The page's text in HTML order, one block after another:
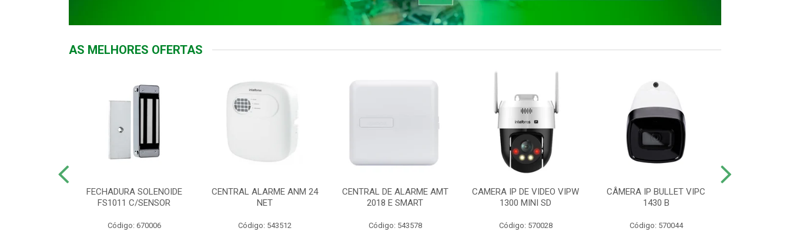
AS MELHORES OFERTAS
FECHADURA SOLENOIDE
FS1011 C/SENSOR
Código: 670006
CENTRAL ALARME ANM 24
NET
Código: 543512
CENTRAL DE ALARME AMT
2018 E SMART
Código: 543578
CAMERA IP DE VIDEO VIPW
1300 MINI SD
Código: 570028
CÂMERA IP BULLET VIPC
1430 B
Código: 570044